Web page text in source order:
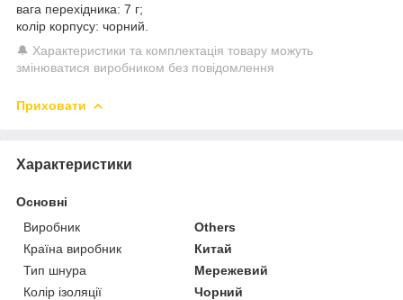
вага перехідника: 7 г;
колір корпусу: чорний.
🔔 Характеристики та комплектація товару можуть
змінюватися виробником без повідомлення
Приховати
Характеристики
Основні
Виробник
Others
Країна виробник
Китай
Тип шнура
Мережевий
Колір ізоляції
Чорний